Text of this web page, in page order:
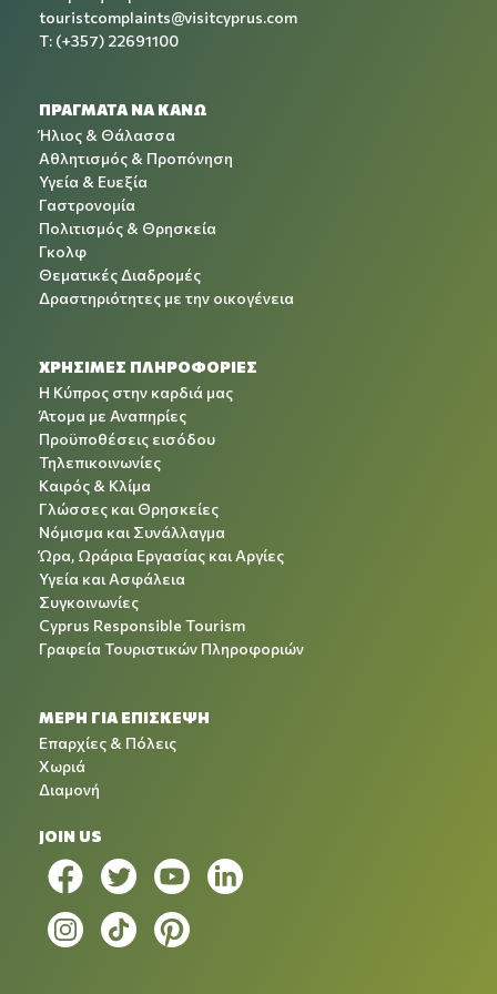
touristcomplaints@visitcyprus.com
T: (+357) 22691100
ΠΡΑΓΜΑΤΑ ΝΑ ΚΑΝΩ
Ήλιος & Θάλασσα
Αθλητισμός & Προπόνηση
Υγεία & Ευεξία
Γαστρονομία
Πολιτισμός & Θρησκεία
Γκολφ
Θεματικές Διαδρομές
Δραστηριότητες με την οικογένεια
ΧΡΉΣΙΜΕΣ ΠΛΗΡΟΦΟΡΊΕΣ
Η Κύπρος στην καρδιά μας
Άτομα με Αναπηρίες
Προϋποθέσεις εισόδου
Τηλεπικοινωνίες
Καιρός & Κλίμα
Γλώσσες και Θρησκείες
Νόμισμα και Συνάλλαγμα
Ώρα, Ωράρια Εργασίας και Αργίες
Υγεία και Ασφάλεια
Συγκοινωνίες
Cyprus Responsible Tourism
Γραφεία Τουριστικών Πληροφοριών
ΜΕΡΗ ΓΙΑ ΕΠΙΣΚΕΨΗ
Επαρχίες & Πόλεις
Χωριά
Διαμονή
JOIN US